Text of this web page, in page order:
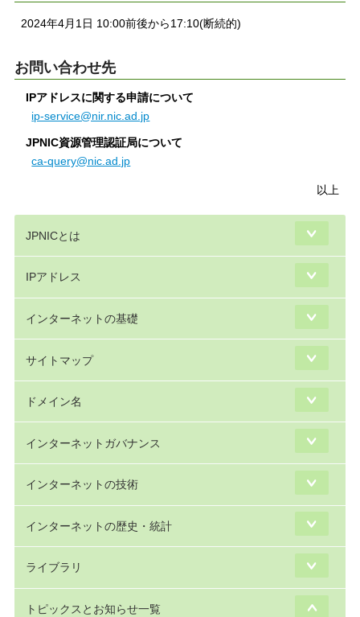
2024年4月1日 10:00前後から17:10(断続的)
お問い合わせ先
IPアドレスに関する申請について
ip-service@nir.nic.ad.jp
JPNIC資源管理認証局について
ca-query@nic.ad.jp
以上
JPNICとは
IPアドレス
インターネットの基礎
サイトマップ
ドメイン名
インターネットガバナンス
インターネットの技術
インターネットの歴史・統計
ライブラリ
トピックスとお知らせ一覧